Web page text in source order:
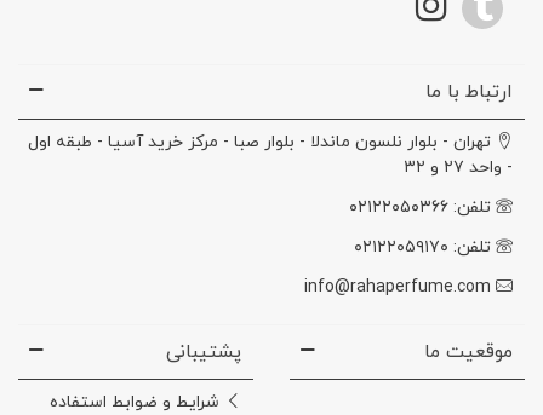
ارتباط با ما
تهران - بلوار نلسون ماندلا - بلوار صبا - مرکز خرید آسیا - طبقه اول
- واحد ۲۷ و ۳۲
تلفن: ۰۲۱۲۲۰۵۰۳۶۶
تلفن: ۰۲۱۲۲۰۵۹۱۷۰
info@rahaperfume.com
موقعیت ما پشتیبانی
شرایط و ضوابط استفاده